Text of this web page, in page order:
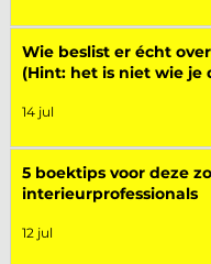
Wie beslist er écht
(Hint: het is niet wie je
14 jul
5 boektips voor deze
interieurprofessionals
12 jul